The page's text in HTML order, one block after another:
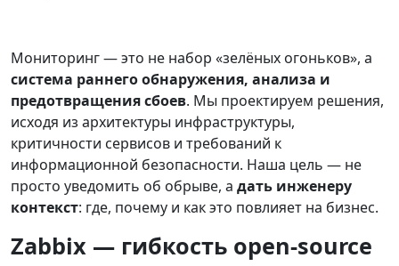
Мониторинг — это не набор «зелёных огоньков», а
система раннего обнаружения, анализа и
предотвращения сбоев. Мы проектируем решения,
исходя из архитектуры инфраструктуры,
критичности сервисов и требований к
информационной безопасности. Наша цель — не
просто уведомить об обрыве, а дать инженеру
контекст: где, почему и как это повлияет на бизнес.
Zabbix — гибкость open-source